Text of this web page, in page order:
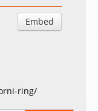
Embed
ring/